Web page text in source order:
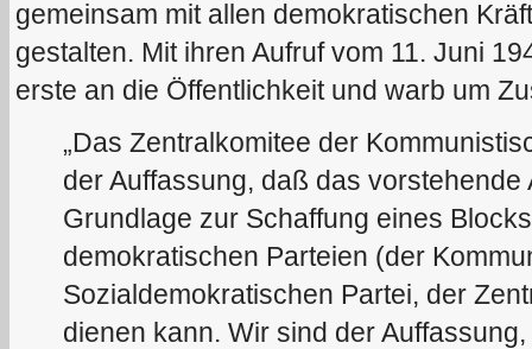
gemeinsam mit allen demokratischen
gestalten. Mit ihren Aufruf vom 11. Juni
erste an die Öffentlichkeit und warb um
„Das Zentralkomitee der
der Auffassung, daß das
Grundlage zur Schaffung eines
demokratischen Parteien (der
Sozialdemokratischen Partei, der
dienen kann. Wir sind der